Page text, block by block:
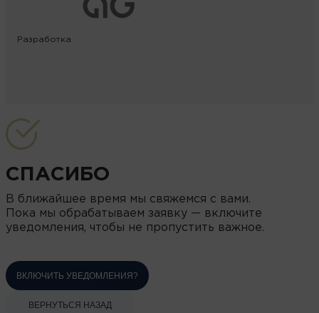
Разработка
СПАСИБО
В ближайшее время мы свяжемся с вами.
Пока мы обрабатываем заявку — включите
уведомления, чтобы не пропустить важное.
ВКЛЮЧИТЬ УВЕДОМЛЕНИЯ?
ВЕРНУТЬСЯ НАЗАД